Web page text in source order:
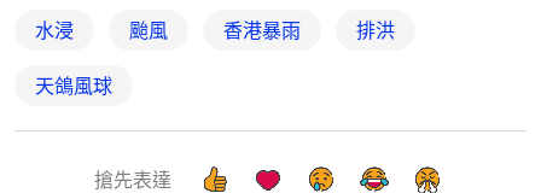
水浸 颱風 香港暴雨 排洪
天鴿風球
搶先表達